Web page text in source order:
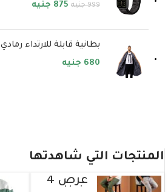
999 جنيه 875 جنيه
بطانية قابلة للارتداء رمادي
680 جنيه
المنتجات التي شاهدتها
عرض 4